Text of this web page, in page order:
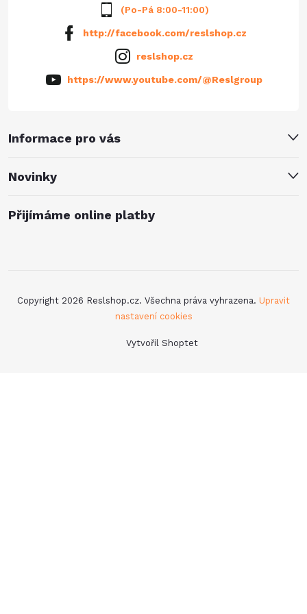
Informace pro vás
Novinky
(Po-Pá 8:00-11:00)
http://facebook.com/reslshop.cz
reslshop.cz
https://www.youtube.com/@Reslgroup
Přijímáme online platby
Vytvořil Shoptet
Copyright 2026 Reslshop.cz. Všechna práva vyhrazena. Upravit
nastavení cookies